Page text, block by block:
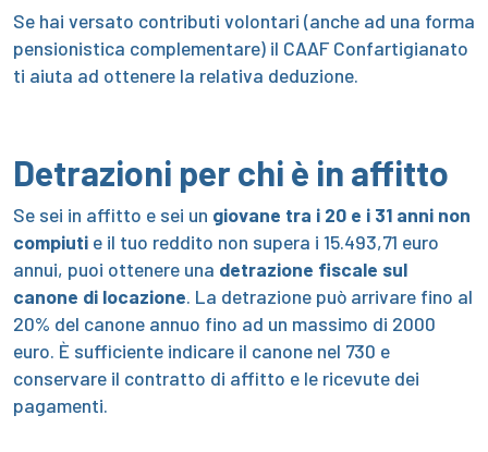
Se hai versato contributi volontari (anche ad una forma
pensionistica complementare) il CAAF Confartigianato
ti aiuta ad ottenere la relativa deduzione.
Detrazioni per chi è in affitto
Se sei in affitto e sei un giovane tra i 20 e i 31 anni non
compiuti e il tuo reddito non supera i 15.493,71 euro
annui, puoi ottenere una detrazione fiscale sul
canone di locazione. La detrazione può arrivare fino al
20% del canone annuo fino ad un massimo di 2000
euro. È sufficiente indicare il canone nel 730 e
conservare il contratto di affitto e le ricevute dei
pagamenti.